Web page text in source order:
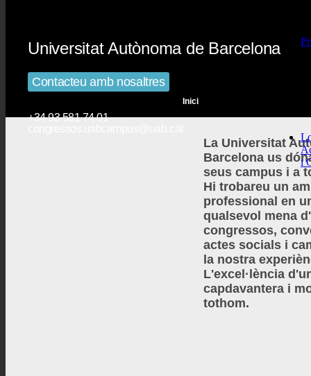
i
Universitat Autònoma de Barcelona
Contacteu amb nosaltres
+34 93 581 74 01
Inici
La Universitat
Barcelona us
seus campus i a
Hi trobareu un
professional en
qualsevol mena
congressos,
actes socials i
la nostra
L'excel·lència
capdavantera i
tothom.